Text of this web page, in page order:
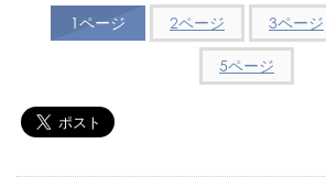
1ページ 2ページ 3ページ
5ページ